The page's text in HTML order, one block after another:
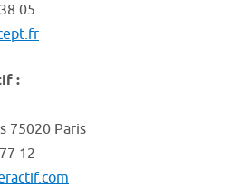
05
:
75020 Paris
12